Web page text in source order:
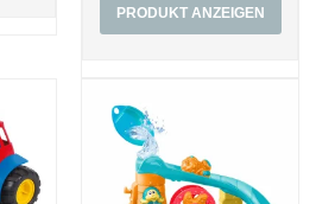
PRODUKT ANZEIGEN